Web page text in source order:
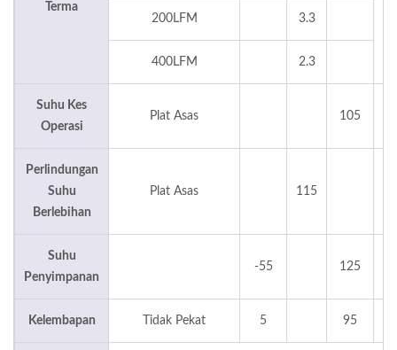
Terma
200LFM 3.3
400LFM 2.3
Suhu Kes
Operasi
Plat Asas 105
Perlindungan
Suhu
Berlebihan
Plat Asas 115
Suhu
Penyimpanan
-55 125
Kelembapan Tidak Pekat 5 95